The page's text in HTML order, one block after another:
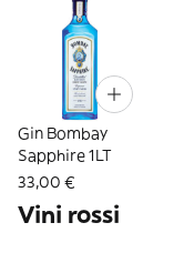
Gin Bombay
Sapphire 1LT
33,00 €
Vini rossi